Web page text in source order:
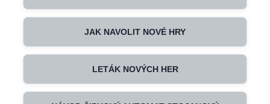
JAK NAVOLIT NOVÉ HRY
LETÁK NOVÝCH HER